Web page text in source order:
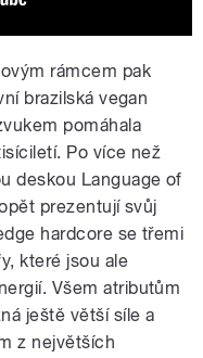
rámcem pak
brazilská vegan
pomáhala
Po více než
deskou Language of
prezentují svůj
hardcore se třemi
které jsou ale
Všem atributům
ještě větší síle a
z největších